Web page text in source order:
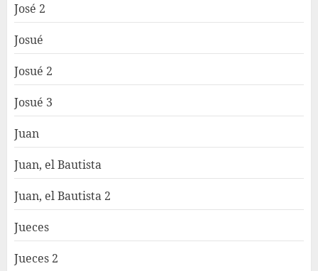
José 2
Josué
Josué 2
Josué 3
Juan
Juan, el Bautista
Juan, el Bautista 2
Jueces
Jueces 2